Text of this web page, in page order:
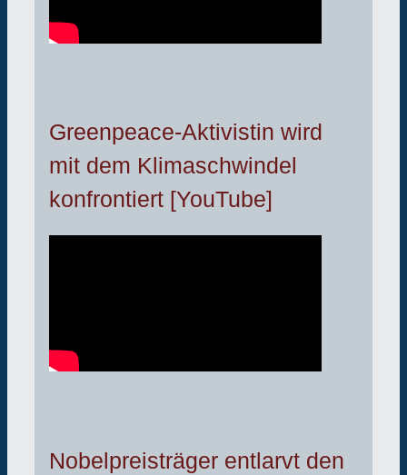
Greenpeace-Aktivistin wird
mit dem Klimaschwindel
konfrontiert [YouTube]
Nobelpreisträger entlarvt den